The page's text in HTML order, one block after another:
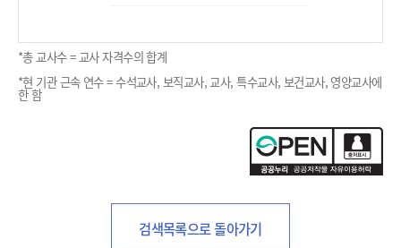
*총 교사수 = 교사 자격수의 합계
*현 기관 근속 연수 = 수석교사, 보직교사, 교사, 특수교사, 보건교사, 영양교사에
한 함
검색목록으로 돌아가기